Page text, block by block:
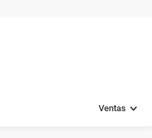
Ventas